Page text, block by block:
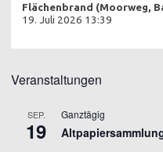
Flächenbrand (Moorweg,
19. Juli 2026 13:39
Veranstaltungen
SEP.
19
Ganztägig